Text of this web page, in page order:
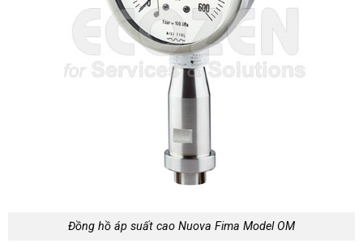
Đồng hồ áp suất cao Nuova Fima Model OM